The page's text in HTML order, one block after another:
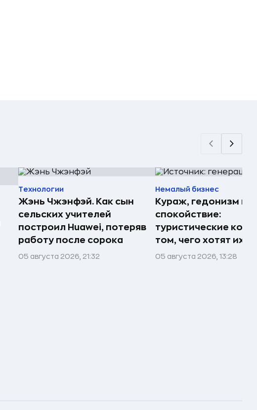
Технологии
Жэнь Чжэнфэй. Как сын
сельских учителей
построил Huawei, потеряв
работу после сорока
05 августа 2026, 21:32
Немалый бизнес
Кураж, гедонизм и
спокойствие:
туристические
том, чего хотят их
05 августа 2026, 13:28